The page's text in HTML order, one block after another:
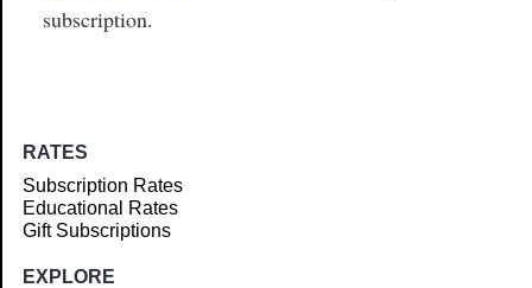
subscription.
RATES
Subscription Rates
Educational Rates
Gift Subscriptions
EXPLORE